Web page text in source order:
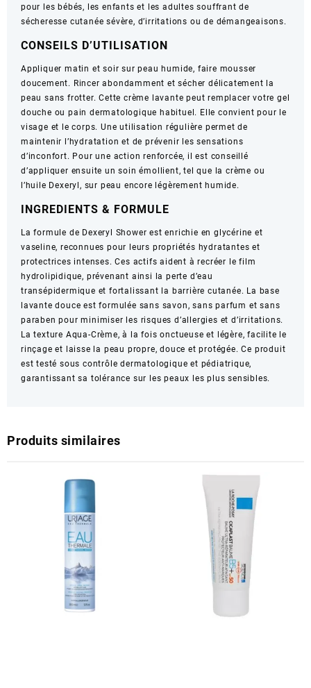
à
tendance
–
500
ml
pour les bébés, les enfants et les adultes souffrant de
sécheresse cutanée sévère, d’irritations ou de démangeaisons.
CONSEILS D’UTILISATION
Appliquer matin et soir sur peau humide, faire mousser
doucement. Rincer abondamment et sécher délicatement la
peau sans frotter. Cette crème lavante peut remplacer votre gel
douche ou pain dermatologique habituel. Elle convient pour le
visage et le corps. Une utilisation régulière permet de
maintenir l’hydratation et de prévenir les sensations
d’inconfort. Pour une action renforcée, il est conseillé
d’appliquer ensuite un soin émollient, tel que la crème ou
l’huile Dexeryl, sur peau encore légèrement humide.
INGREDIENTS & FORMULE
La formule de Dexeryl Shower est enrichie en glycérine et
vaseline, reconnues pour leurs propriétés hydratantes et
protectrices intenses. Ces actifs aident à recréer le film
hydrolipidique, prévenant ainsi la perte d’eau
transépidermique et fortalissant la barrière cutanée. La base
lavante douce est formulée sans savon, sans parfum et sans
paraben pour minimiser les risques d’allergies et d’irritations.
La texture Aqua-Crème, à la fois onctueuse et légère, facilite le
rinçage et laisse la peau propre, douce et protégée. Ce produit
est testé sous contrôle dermatologique et pédiatrique,
garantissant sa tolérance sur les peaux les plus sensibles.
Produits similaires